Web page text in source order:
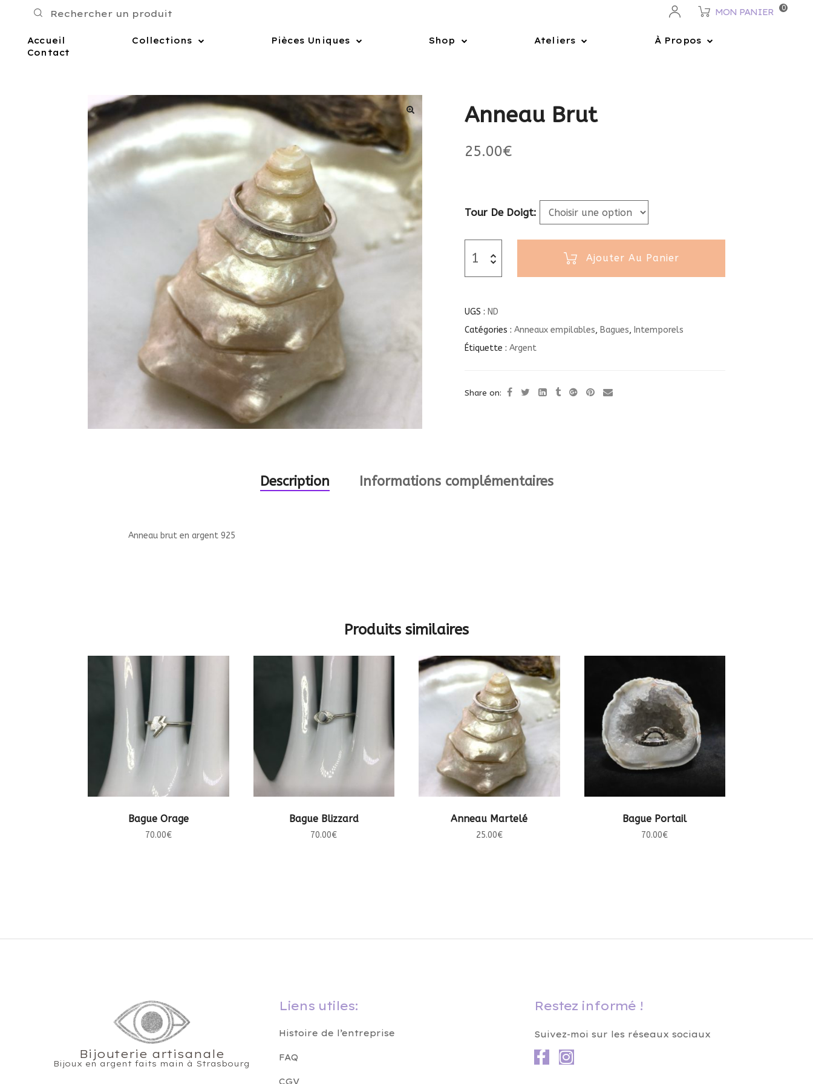
MON PANIER 0
Accueil Collections Pièces Uniques Shop Ateliers
À Propos
Contact
Anneau Brut
25.00€
Tour De Doigt
Ajouter Au Panier
UGS : ND
Catégories : Anneaux empilables, Bagues, Intemporels
Étiquette : Argent
Share on:
Description Informations complémentaires
Anneau brut en argent 925
Produits similaires
CHOIX DES OPTIONS
Bague Orage
70.00€
CHOIX DES OPTIONS
Bague Blizzard
70.00€
CHOIX DES OPTIONS
Anneau Martelé
25.00€
CHOIX DES OPTIONS
Bague Portail
70.00€
Bijouterie artisanale
Bijoux en argent faits main à Strasbourg
Liens utiles:
Histoire de l’entreprise
FAQ
CGV
Restez informé !
Suivez-moi sur les réseaux sociaux